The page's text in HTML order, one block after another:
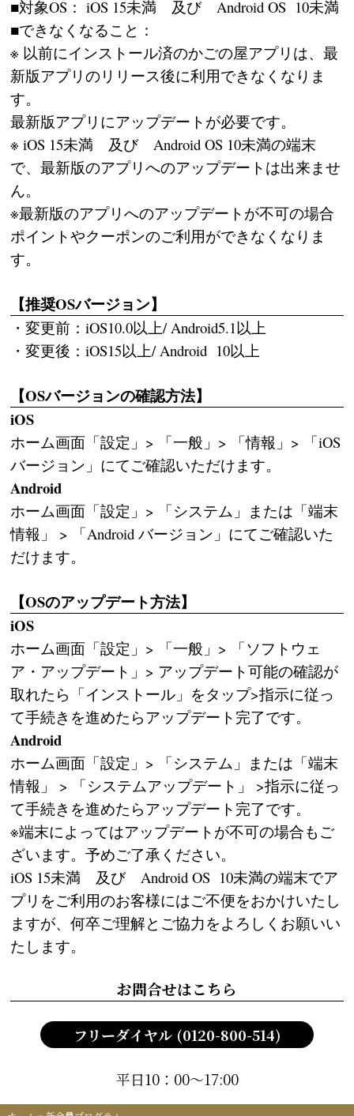
■対象OS： iOS 15未満 及び Android OS 10未満
■できなくなること：
※ 以前にインストール済のかごの屋アプリは、最
新版アプリのリリース後に利用できなくなりま
す。
最新版アプリにアップデートが必要です。
※ iOS 15未満 及び Android OS 10未満の端末
で、最新版のアプリへのアップデートは出来ませ
ん。
※最新版のアプリへのアップデートが不可の場合
ポイントやクーポンのご利用ができなくなりま
す。
【推奨OSバージョン】
・変更前：iOS10.0以上/ Android5.1以上
・変更後：iOS15以上/ Android 10以上
【OSバージョンの確認方法】
iOS
ホーム画面「設定」> 「一般」> 「情報」> 「iOS
バージョン」にてご確認いただけます。
Android
ホーム画面「設定」> 「システム」または「端末
情報」 > 「Android バージョン」にてご確認いた
だけます。
【OSのアップデート方法】
iOS
ホーム画面「設定」> 「一般」> 「ソフトウェ
ア・アップデート」> アップデート可能の確認が
取れたら「インストール」をタップ>指示に従っ
て手続きを進めたらアップデート完了です。
Android
ホーム画面「設定」> 「システム」または「端末
情報」 > 「システムアップデート」 >指示に従っ
て手続きを進めたらアップデート完了です。
※端末によってはアップデートが不可の場合もご
ざいます。予めご了承ください。
iOS 15未満 及び Android OS 10未満の端末でア
プリをご利用のお客様にはご不便をおかけいたし
ますが、何卒ご理解とご協力をよろしくお願いい
たします。
お問合せはこちら
フリーダイヤル (0120-800-514)
平日10：00～17:00